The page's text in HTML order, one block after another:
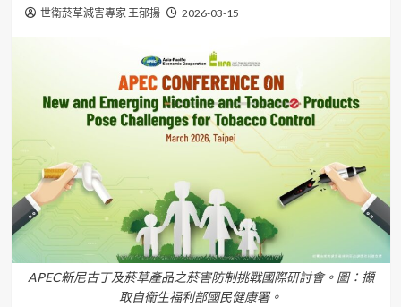
世衛菸草減害專家 王郁揚 2026-03-15
APEC新尼古丁及菸草產品之菸害防制挑戰國際研討會。圖：擷
取自衛生福利部國民健康署。